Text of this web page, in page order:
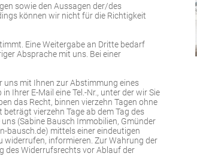
sowie den Aussagen der/des
können wir nicht für die Richtigkeit
Eine Weitergabe an Dritte bedarf
Absprache mit uns. Bei einer
uns mit Ihnen zur Abstimmung eines
Ihrer E-Mail eine Tel.-Nr., unter der wir Sie
das Recht, binnen vierzehn Tagen ohne
vierzehn Tage ab dem Tag des
(Sabine Bausch Immobilien, Gmünder
bausch.de) mittels einer eindeutigen
widerrufen, informieren. Zur Wahrung der
des Widerrufsrechts vor Ablauf der